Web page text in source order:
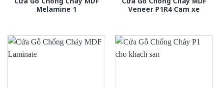
Melamine 1
Veneer P1R4 Cam xe